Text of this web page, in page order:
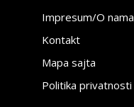
Impresum/O nama
Kontakt
Mapa sajta
Politika privatnosti